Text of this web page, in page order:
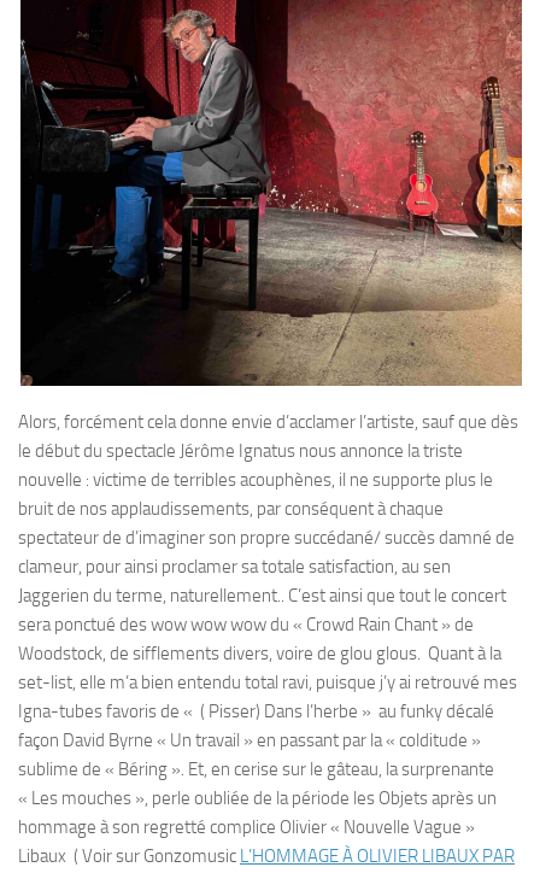
Alors, forcément cela donne envie d’acclamer l’artiste, sauf que dès
le début du spectacle Jérôme Ignatus nous annonce la triste
nouvelle : victime de terribles acouphènes, il ne supporte plus le
bruit de nos applaudissements, par conséquent à chaque
spectateur de d’imaginer son propre succédané/ succès damné de
clameur, pour ainsi proclamer sa totale satisfaction, au sen
Jaggerien du terme, naturellement.. C’est ainsi que tout le concert
sera ponctué des wow wow wow du « Crowd Rain Chant » de
Woodstock, de sifflements divers, voire de glou glous. Quant à la
set-list, elle m’a bien entendu total ravi, puisque j’y ai retrouvé mes
Igna-tubes favoris de « ( Pisser) Dans l’herbe » au funky décalé
façon David Byrne « Un travail » en passant par la « colditude »
sublime de « Béring ». Et, en cerise sur le gâteau, la surprenante
« Les mouches », perle oubliée de la période les Objets après un
hommage à son regretté complice Olivier « Nouvelle Vague »
Libaux ( Voir sur Gonzomusic L’HOMMAGE À OLIVIER LIBAUX PAR